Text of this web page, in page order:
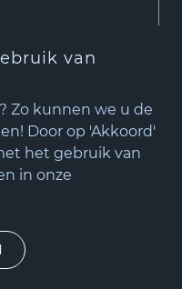
van
Zo kunnen we u de
Door op 'Akkoord'
het gebruik van
in onze
|Privacybeleid
Pencilblocks